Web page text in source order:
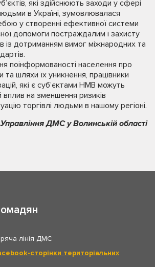
які здійснюють заходи у сфері
в Україні, зумовлювалася
у створенні ефективної системи
допомоги постраждалим і захисту
із дотриманням вимог міжнародних та
поінформованості населення про
шляхи їх уникнення, працівники
які є суб’єктами НМВ можуть
вплив на зменшення ризиків
торгівлі людьми в нашому регіоні.
Управління ДМС у Волинській області
лінія ДМС
сторінки територіальних